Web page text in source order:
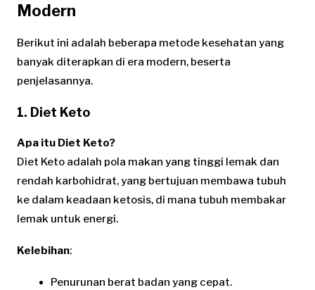
Modern
Berikut ini adalah beberapa metode kesehatan yang
banyak diterapkan di era modern, beserta
penjelasannya.
1. Diet Keto
Apa itu Diet Keto?
Diet Keto adalah pola makan yang tinggi lemak dan
rendah karbohidrat, yang bertujuan membawa tubuh
ke dalam keadaan ketosis, di mana tubuh membakar
lemak untuk energi.
Kelebihan:
Penurunan berat badan yang cepat.